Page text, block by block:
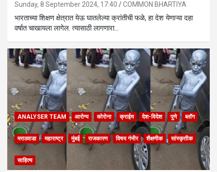
Sunday, 8 September 2024, 17:40 COMMON BHARTIYA
भारताच्या शिक्षण क्षेत्रात येऊ घातलेल्या क्रांतीची फळे, हा देश येणाऱ्या दहा
वर्षात चाखायला लागेल. त्यासाठी लागणारा…
ANALYSER TEAM आरोग्य कोरोना क्राईम देश-विदेश पुणे ब्लॉग
मराठवाडा महाराष्ट्र मुंबई राजकारण विषय गंभीर शैक्षणीक सांस्कृतीक
साहित्य